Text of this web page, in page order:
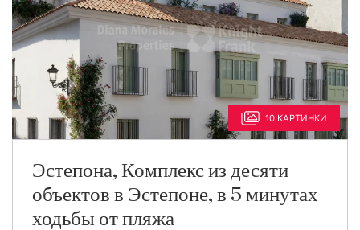
10 КАРТИНКИ
Эстепона, Комплекс из десяти
объектов в Эстепоне, в 5 минутах
ходьбы от пляжа